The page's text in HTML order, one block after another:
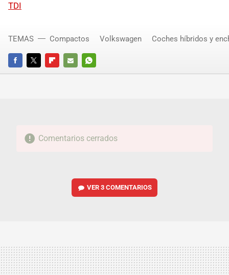
TDI
FACEBOOKTWITTERFLIPBOARD
E-
WHATSAPP
TEMAS Compactos Volkswagen Coches híbridos y
Comentarios cerrados
VER3 COMENTARIOS